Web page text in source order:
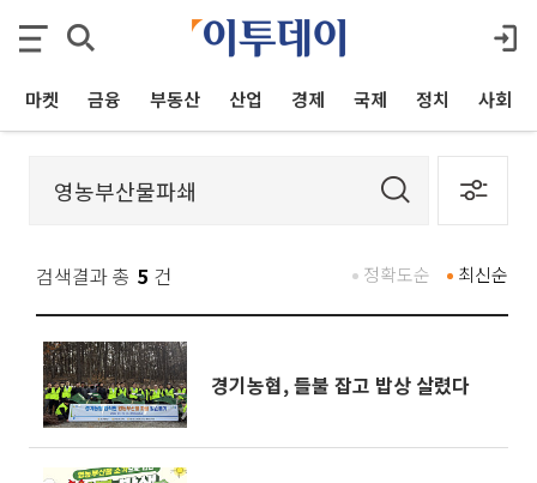
마켓 금융 부동산 산업 경제 국제 정치 사회
검색결과 총 5 건 최신순
정확도순
경기농협, 들불 잡고 밥상 살렸다